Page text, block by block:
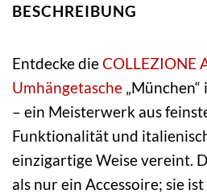
BESCHREIBUNG
Entdecke dieCOLLEZIONE
Umhängetasche
– ein Meisterwerk aus
Funktionalität und
einzigartige Weise vereint.
als nur ein Accessoire; sie